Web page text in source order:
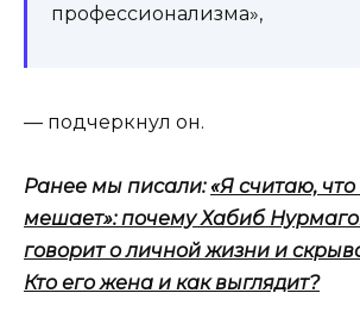
профессионализма»,
— подчеркнул он.
Ранее мы писали:«Я считаю,
мешает»: почему Хабиб
говорит о личной жизни и
Кто его жена и как выглядит?